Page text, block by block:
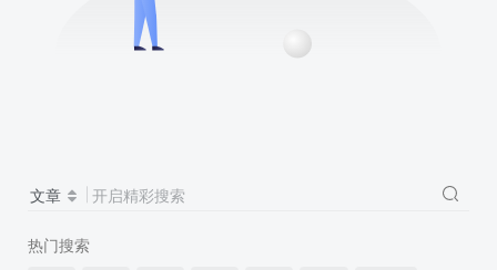
文章 开启精彩搜索
热门搜索